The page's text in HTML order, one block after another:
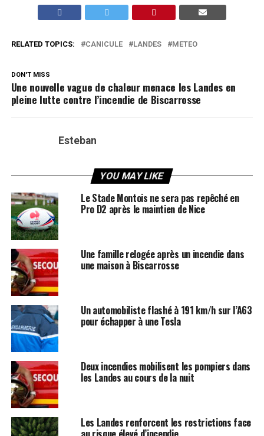
RELATED TOPICS: CANICULE LANDES METEO
DON'T MISS
Une nouvelle vague de chaleur menace les Landes en
pleine lutte contre l’incendie de Biscarrosse
Esteban
YOU MAY LIKE
Le Stade Montois ne sera pas repêché en
Pro D2 après le maintien de Nice
Une famille relogée après un incendie dans
une maison à Biscarrosse
Un automobiliste flashé à 191 km/h sur l’A63
pour échapper à une Tesla
Deux incendies mobilisent les pompiers dans
les Landes au cours de la nuit
Les Landes renforcent les restrictions face